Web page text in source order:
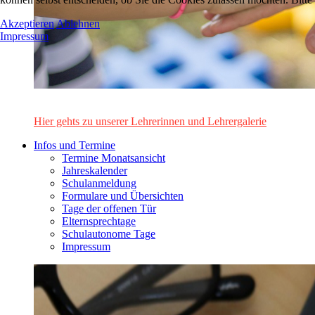
Hier gehts zu unserer Lehrerinnen und Lehrergalerie
Infos und Termine
Termine Monatsansicht
Jahreskalender
Schulanmeldung
Formulare und Übersichten
Tage der offenen Tür
Elternsprechtage
Schulautonome Tage
Impressum
AkzeptierenAblehnen
Impressum